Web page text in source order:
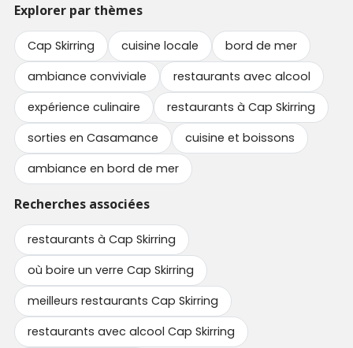
Explorer par thèmes
Cap Skirring cuisine locale
bord de mer
ambiance conviviale
restaurants avec alcool
expérience culinaire
restaurants à Cap Skirring
sorties en Casamance
cuisine et boissons
ambiance en bord de mer
Recherches associées
restaurants à Cap Skirring
où boire un verre Cap Skirring
meilleurs restaurants Cap Skirring
restaurants avec alcool Cap Skirring